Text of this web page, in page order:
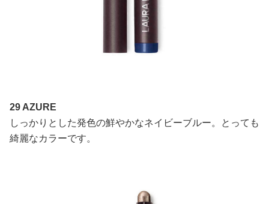
29 AZURE
しっかりとした発色の鮮やかなネイビーブルー。とっても
綺麗なカラーです。